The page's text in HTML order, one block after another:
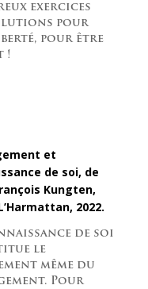
exercices
pour
pour être
!
et
de soi, de
Kungten,
2022.
de soi
le
même du
Pour